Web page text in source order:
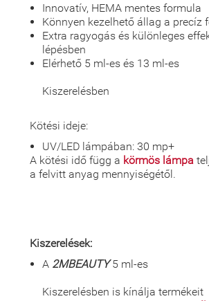
Innovatív, HEMA mentes formula
Könnyen kezelhető állag a precíz
Extra ragyogás és különleges
lépésben
Elérhető 5 ml-es és 13 ml-es
Kiszerelésben
Kötési ideje:
UV/LED lámpában: 30 mp+
A kötési idő függ a körmös lámpa
a felvitt anyag mennyiségétől.
Kiszerelések:
A 2MBEAUTY5 ml-es
Kiszerelésben is kínálja termékeit